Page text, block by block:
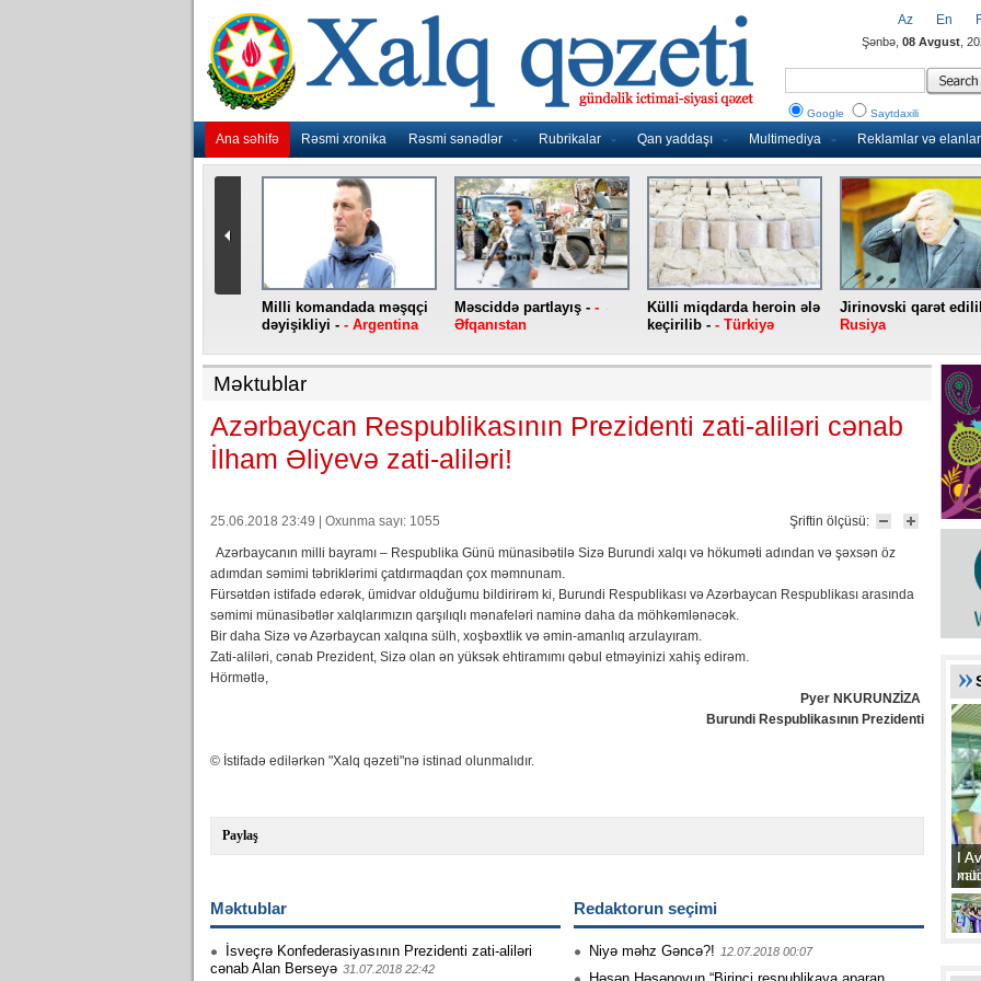
Ana səhifə Rəsmi xronika Rəsmi sənədlər Rubrikalar Qan yaddaşı Multimediya Reklamlar və elanlar
Az En
Şənbə, 08 Avgust ,
Google Saytdaxili
Milli komandada məşqçi
dəyişikliyi - - Argentina
Məsciddə partlayış - -
Əfqanıstan
Külli miqdarda heroin ələ
keçirilib - - Türkiyə
Jirinovski qarət
Rusiya
Məktublar
Azərbaycan Respublikasının Prezidenti zati-aliləri cənab
İlham Əliyevə zati-aliləri!
Şriftin ölçüsü:
25.06.2018 23:49 | Oxunma sayı: 1055
Azərbaycanın milli bayramı – Respublika Günü münasibətilə Sizə Burundi xalqı və hökuməti adından və şəxsən öz
adımdan səmimi təbriklərimi çatdırmaqdan çox məmnunam.
Fürsətdən istifadə edərək, ümidvar olduğumu bildirirəm ki, Burundi Respublikası və Azərbaycan Respublikası arasında
səmimi münasibətlər xalqlarımızın qarşılıqlı mənafeləri naminə daha da möhkəmlənəcək.
Bir daha Sizə və Azərbaycan xalqına sülh, xoşbəxtlik və əmin-amanlıq arzulayıram.
Zati-aliləri, cənab Prezident, Sizə olan ən yüksək ehtiramımı qəbul etməyinizi xahiş edirəm.
Hörmətlə,
Pyer NKURUNZİZA
Burundi Respublikasının Prezidenti
© İstifadə edilərkən "Xalq qəzeti"nə istinad olunmalıdır.
Paylaş
Məktublar
İsveçrə Konfederasiyasının Prezidenti zati-aliləri
cənab Alan Berseyə 31.07.2018 22:42
Redaktorun seçimi
Niyə məhz Gəncə?! 12.07.2018 00:07
II